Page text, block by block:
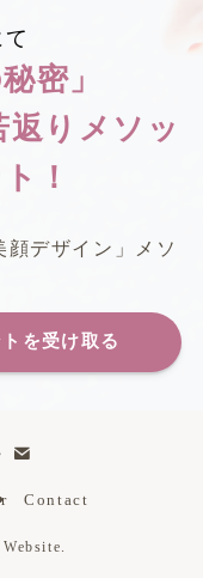
密」
りメソッ
！
顔デザイン」メソ
を受け取る
Contact